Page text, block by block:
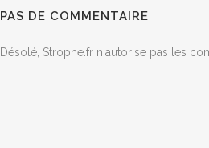
PAS DE COMMENTAIRE
Désolé, Strophe.fr n'autorise pas les